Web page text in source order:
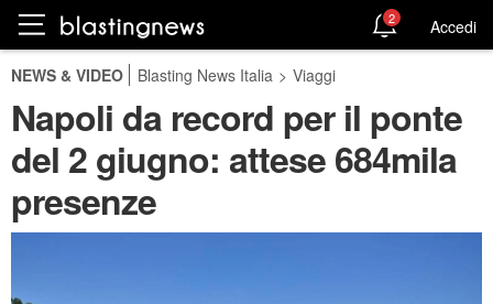
2 Accedi
NEWS & VIDEO Blasting News Italia > Viaggi
Napoli da record per il ponte
del 2 giugno: attese 684mila
presenze